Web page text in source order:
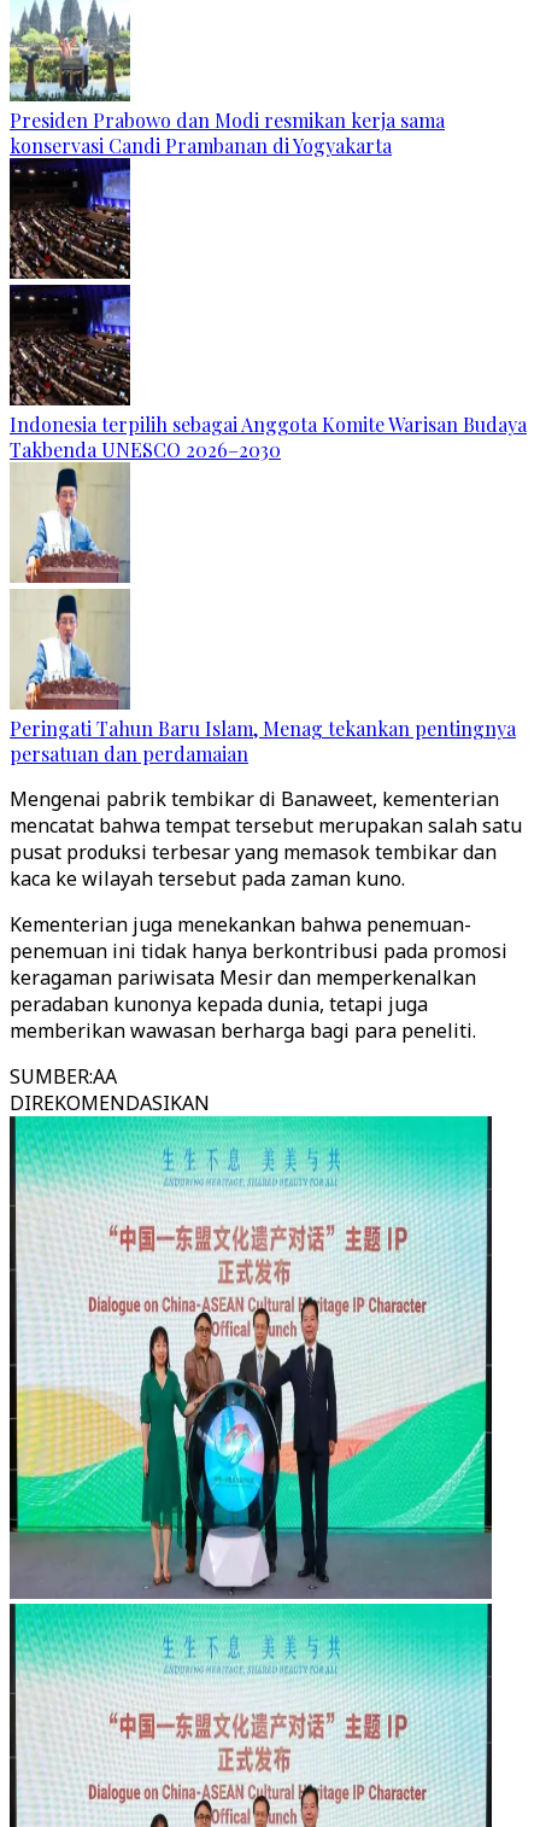
Presiden Prabowo dan Modi resmikan kerja sama
konservasi Candi Prambanan di Yogyakarta
Indonesia terpilih sebagai Anggota Komite Warisan Budaya
Takbenda UNESCO 2026–2030
Peringati Tahun Baru Islam, Menag tekankan pentingnya
persatuan dan perdamaian
Mengenai pabrik tembikar di Banaweet, kementerian
mencatat bahwa tempat tersebut merupakan salah satu
pusat produksi terbesar yang memasok tembikar dan
kaca ke wilayah tersebut pada zaman kuno.
Kementerian juga menekankan bahwa penemuan-
penemuan ini tidak hanya berkontribusi pada promosi
keragaman pariwisata Mesir dan memperkenalkan
peradaban kunonya kepada dunia, tetapi juga
memberikan wawasan berharga bagi para peneliti.
SUMBER:AA
DIREKOMENDASIKAN